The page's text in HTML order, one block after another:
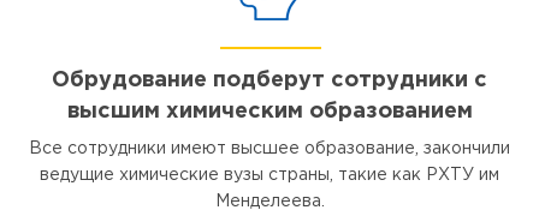
Обрудование подберут сотрудники с
высшим химическим образованием
Все сотрудники имеют высшее образование, закончили
ведущие химические вузы страны, такие как РХТУ им
Менделеева.